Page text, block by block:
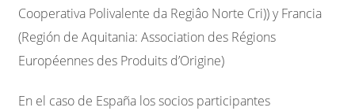
Cooperativa Polivalente da Regiâo Norte Cri)) y Francia
(Región de Aquitania: Association des Régions
Européennes des Produits d’Origine)
En el caso de España los socios participantes